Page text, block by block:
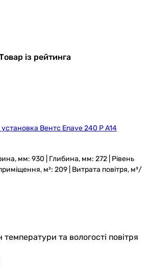
із рейтинга
Вентс Enave 240 P A14
мм: 930 | Глибина, мм: 272 | Рівень
м²: 209 | Витрата повітря, м³/
та вологості повітря